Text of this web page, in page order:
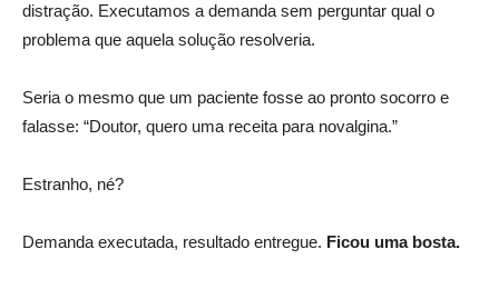
distração. Executamos a demanda sem perguntar qual o
problema que aquela solução resolveria.
Seria o mesmo que um paciente fosse ao pronto socorro e
falasse: “Doutor, quero uma receita para novalgina.”
Estranho, né?
Demanda executada, resultado entregue. Ficou uma bosta.